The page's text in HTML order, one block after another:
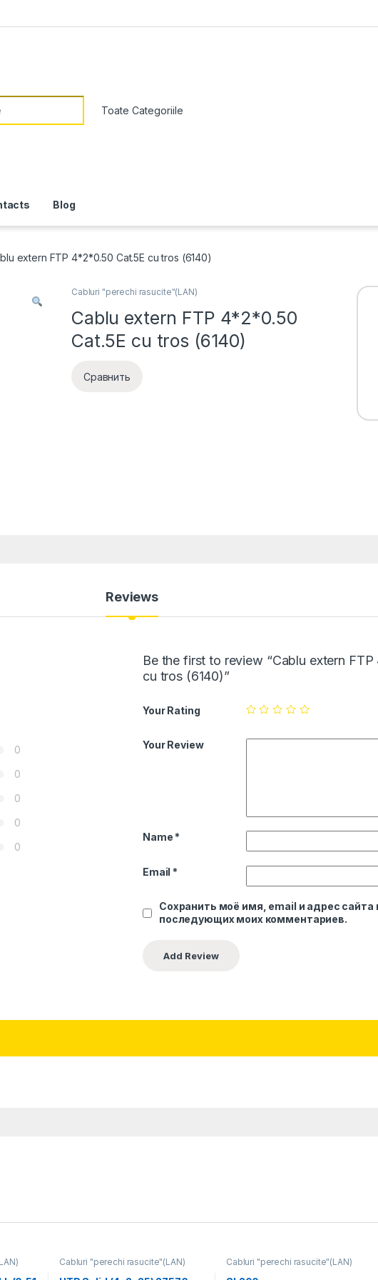
Blog
extern FTP 4*2*0.50 Cat.5E cu tros (6140)
Cabluri "perechi rasucite"(LAN)
Cablu extern FTP 4*2*0.50
Cat.5E cu tros (6140)
Сравнить
Reviews
0
0
0
0
0
Be the first to review “Cablu extern
cu tros (6140)”
Your Rating
Your Review
Name *
Email *
Сохранить моё имя, email и адрес сайта
последующих моих комментариев.
Cabluri "perechi rasucite"(LAN) Cabluri "perechi rasucite"(LAN)